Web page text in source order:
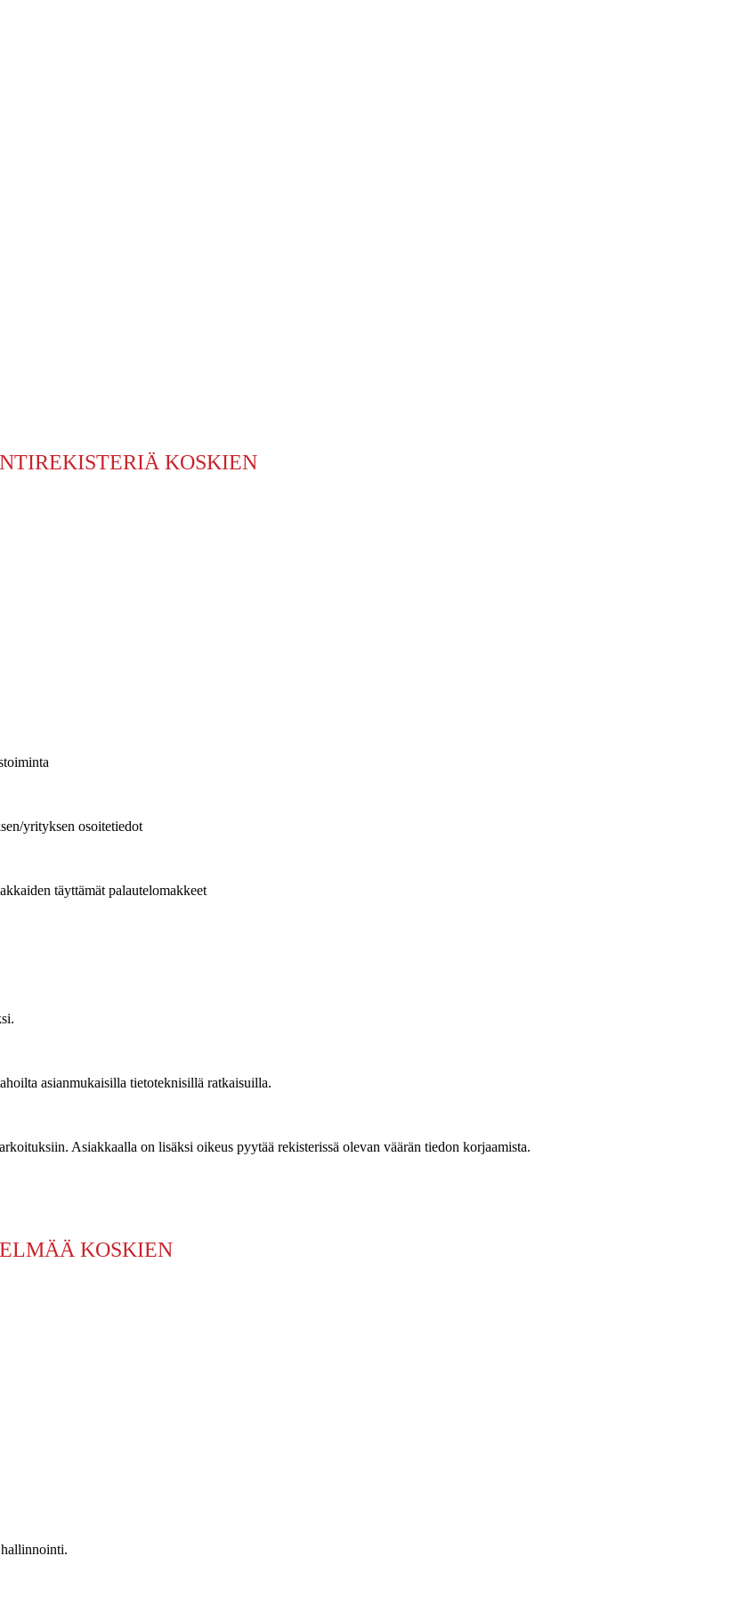
KOSKIEN
yrityksen osoitetiedot
täyttämät palautelomakkeet
asianmukaisilla tietoteknisillä ratkaisuilla.
Asiakkaalla on lisäksi oikeus pyytää rekisterissä olevan väärän tiedon korjaamista.
KOSKIEN